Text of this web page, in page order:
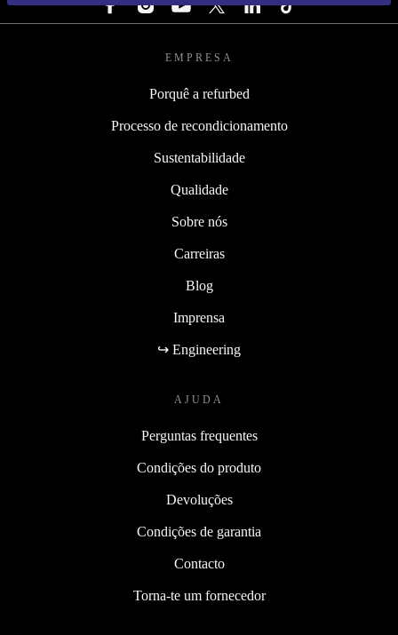
EMPRESA
Porquê a refurbed
Processo de recondicionamento
Sustentabilidade
Qualidade
Sobre nós
Carreiras
Blog
Imprensa
↪ Engineering
AJUDA
Perguntas frequentes
Condições do produto
Devoluções
Condições de garantia
Contacto
Torna-te um fornecedor